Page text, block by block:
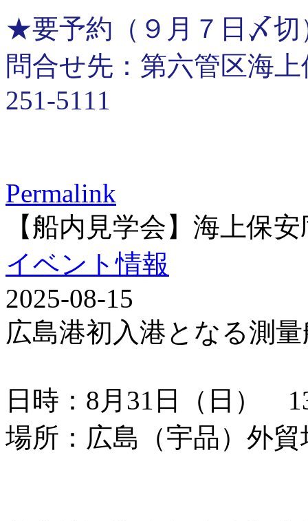
★要予約（９月７日〆切
問合せ先：第六管区海
251-5111
Permalink
【船内見学会】海上保
イベント情報
2025-08-15
広島港初入港となる測
日時：8月31日（日）
場所：広島（宇品）外